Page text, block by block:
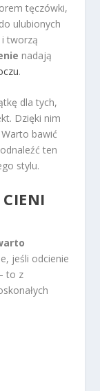
tęczówki,
ulubionych
tworzą
nadają
.
dla tych,
Dzięki nim
bawić
ten
stylu.
jeśli odcienie
to z